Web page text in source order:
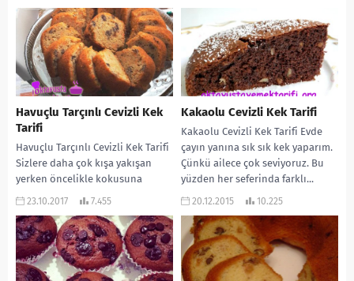
Havuçlu Tarçınlı Cevizli Kek
Tarifi
Havuçlu Tarçınlı Cevizli Kek Tarifi
Sizlere daha çok kışa yakışan
yerken öncelikle kokusuna
bayılacağınız, çok lezzetli bir kek
23.10.2017 7.455
Kakaolu Cevizli Kek Tarifi
Kakaolu Cevizli Kek Tarifi Evde
çayın yanına sık sık kek yaparım.
Çünkü ailece çok seviyoruz. Bu
yüzden her seferinda farklı...
20.12.2015 10.225